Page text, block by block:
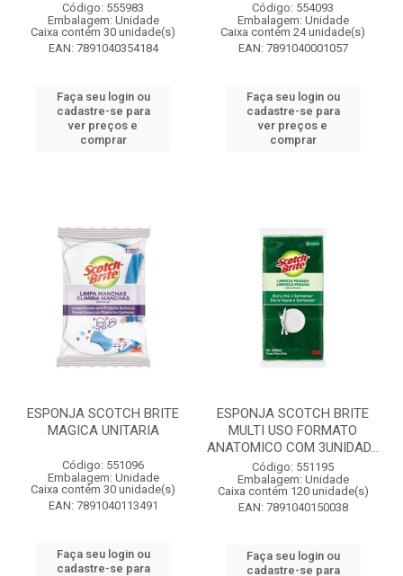
Código: 555983
Embalagem: Unidade
Caixa contém 30 unidade(s)
EAN: 7891040354184
Faça seu login ou
cadastre-se para
ver preços e
comprar
Código: 554093
Embalagem: Unidade
Caixa contém 24 unidade(s)
EAN: 7891040001057
Faça seu login ou
cadastre-se para
ver preços e
comprar
ESPONJA SCOTCH BRITE
MAGICA UNITARIA
Código: 551096
Embalagem: Unidade
Caixa contém 30 unidade(s)
EAN: 7891040113491
Faça seu login ou
cadastre-se para
ESPONJA SCOTCH BRITE
MULTI USO FORMATO
ANATOMICO COM 3UNIDAD...
Código: 551195
Embalagem: Unidade
Caixa contém 120 unidade(s)
EAN: 7891040150038
Faça seu login ou
cadastre-se para